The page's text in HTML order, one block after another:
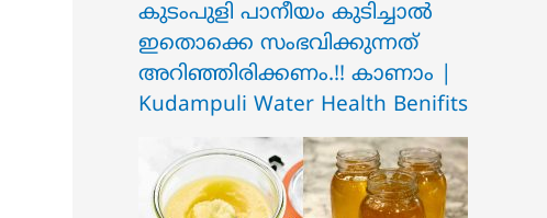
ക‍ു‌ടംപുളി പാനീയം കുടിച്ചാൽ
ഇതൊക്കെ സംഭവിക്കുന്നത്
അറിഞ്ഞിരിക്കണം.!! കാണാം |
Kudampuli Water Health Benifits